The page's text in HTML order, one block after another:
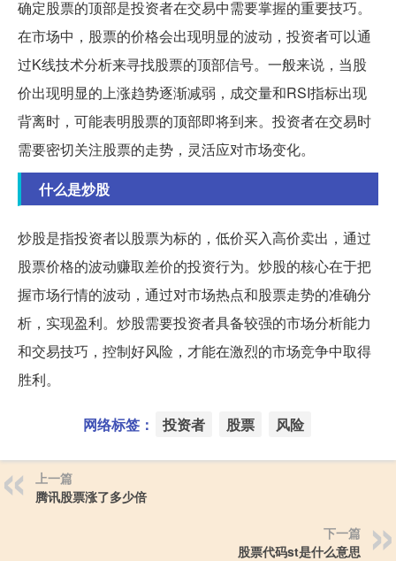
确定股票的顶部是投资者在交易中需要掌握的重要技巧。
在市场中，股票的价格会出现明显的波动，投资者可以通
过K线技术分析来寻找股票的顶部信号。一般来说，当股
价出现明显的上涨趋势逐渐减弱，成交量和RSI指标出现
背离时，可能表明股票的顶部即将到来。投资者在交易时
需要密切关注股票的走势，灵活应对市场变化。
什么是炒股
炒股是指投资者以股票为标的，低价买入高价卖出，通过
股票价格的波动赚取差价的投资行为。炒股的核心在于把
握市场行情的波动，通过对市场热点和股票走势的准确分
析，实现盈利。炒股需要投资者具备较强的市场分析能力
和交易技巧，控制好风险，才能在激烈的市场竞争中取得
胜利。
网络标签： 投资者 股票 风险
上一篇
腾讯股票涨了多少倍
下一篇
股票代码st是什么意思